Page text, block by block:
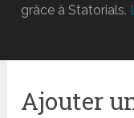
grâce à Statorials.
Ajouter